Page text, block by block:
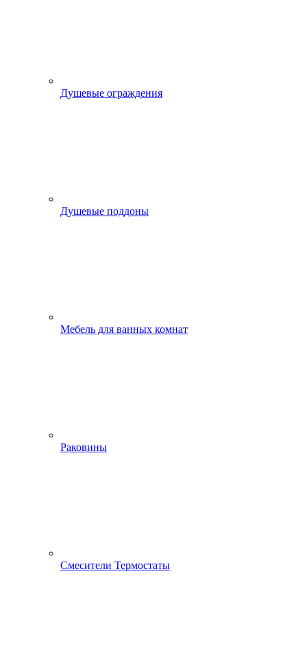
Душевые ограждения
Душевые поддоны
Мебель для ванных комнат
Раковины
Смесители Термостаты